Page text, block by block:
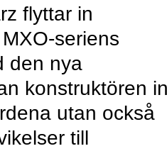
flyttar in
seriens
den nya
konstruktören
utan också
till